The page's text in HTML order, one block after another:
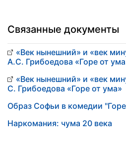
Связанные документы
«Век нынешний» и «век
А.С. Грибоедова «Горе от
«Век нынешний» и «век
С. Грибоедова «Горе от ума»
Образ Софьи в комедии
Наркомания: чума 20 века